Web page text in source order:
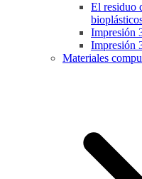
El residuo
Impresión
Impresión
Materiales